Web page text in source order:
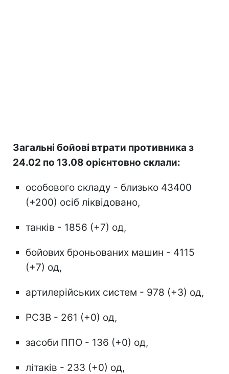
Загальні бойові втрати противника з
24.02 по 13.08 орієнтовно склали:
особового складу - близько 43400
(+200) осіб ліквідовано,
танків - 1856 (+7) од,
бойових броньованих машин - 4115
(+7) од,
артилерійських систем - 978 (+3) од,
РСЗВ - 261 (+0) од,
засоби ППО - 136 (+0) од,
літаків - 233 (+0) од,